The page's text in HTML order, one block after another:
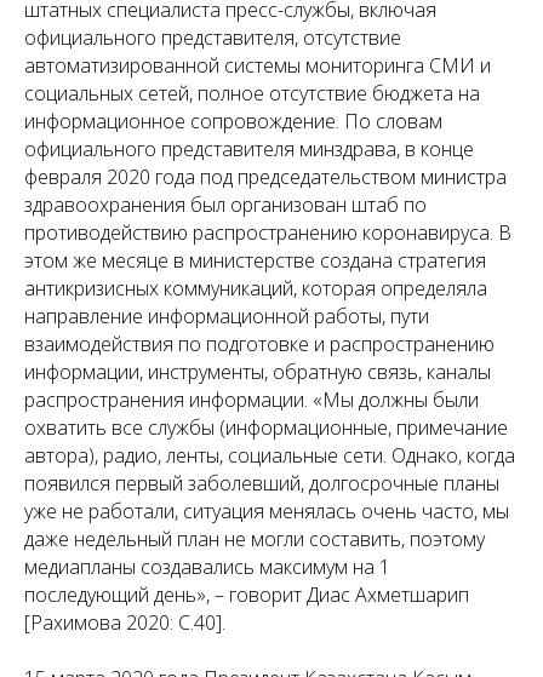
штатных специалиста пресс-службы, включая
официального представителя, отсутствие
автоматизированной системы мониторинга СМИ и
социальных сетей, полное отсутствие бюджета на
информационное сопровождение. По словам
официального представителя минздрава, в конце
февраля 2020 года под председательством министра
здравоохранения был организован штаб по
противодействию распространению коронавируса. В
этом же месяце в министерстве создана стратегия
антикризисных коммуникаций, которая определяла
направление информационной работы, пути
взаимодействия по подготовке и распространению
информации, инструменты, обратную связь, каналы
распространения информации. «Мы должны были
охватить все службы (информационные, примечание
автора), радио, ленты, социальные сети. Однако, когда
появился первый заболевший, долгосрочные планы
уже не работали, ситуация менялась очень часто, мы
даже недельный план не могли составить, поэтому
медиапланы создавались максимум на 1
последующий день», – говорит Диас Ахметшарип
[Рахимова 2020: С.40].